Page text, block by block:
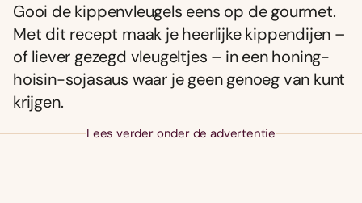
Gooi de kippenvleugels eens op de gourmet.
Met dit recept maak je heerlijke kippendijen –
of liever gezegd vleugeltjes – in een honing-
hoisin-sojasaus waar je geen genoeg van kunt
krijgen.
Lees verder onder de advertentie